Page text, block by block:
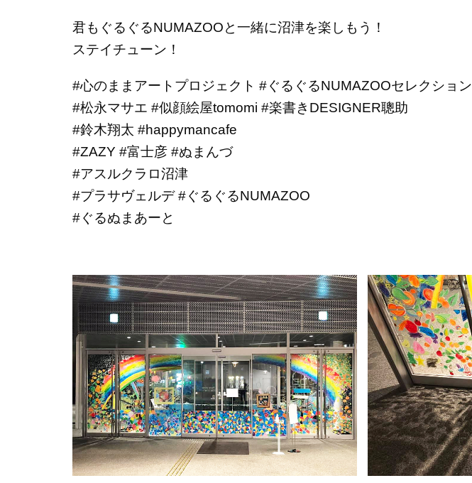
君も ぐるぐるNUMAZOOと一緒に沼津を楽しもう！
ステイチューン！
#心のままアートプロジェクト #ぐるぐるNUMAZOOセレクション
#松永マサエ #似顔絵屋tomomi #楽書きDESIGNER聰助
#鈴木翔太 #happymancafe
#ZAZY #富士彦 #ぬまんづ
#アスルクラロ沼津
#プラサヴェルデ#ぐるぐるNUMAZOO
#ぐるぬまあーと